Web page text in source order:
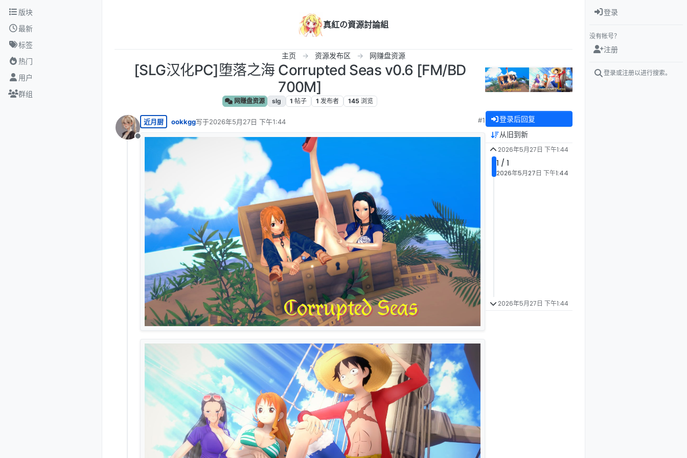
跳转至内容
版块
最新
标签
热门
用户
群组
真紅の資源討論組
主页 资源发布区 网赚盘资源
[SLG汉化PC]堕落之海 Corrupted Seas v0.6 [FM/BD
700M]
网赚盘资源 slg 1 帖子 1 发布者 145 浏览
离线
近月厨 ookkgg写于2026年5月27日 下午1:44
最后由 编辑
#1 登录后回复
从旧到新
2026年5月27日 下午1:44
1 / 1
2026年5月27日 下午1:44
2026年5月27日 下午1:44
登录
没有帐号？
注册
登录或注册以进行搜索。